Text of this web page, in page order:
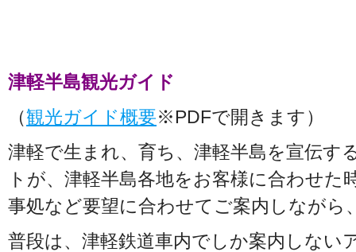
津軽半島観光ガイド
（観光ガイド概要※PDFで開きます）
津軽で生まれ、育ち、津軽半島を宣伝す
トが、津軽半島各地をお客様に合わせた
事処など要望に合わせてご案内しながら
普段は、津軽鉄道車内でしか案内しない